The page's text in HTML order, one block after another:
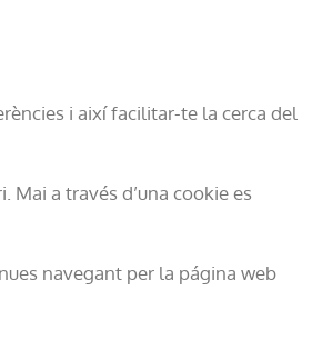
i així facilitar-te la cerca del
Mai a través d’una cookie es
navegant per la página web